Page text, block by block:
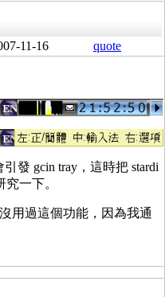
11-16 quote
發 gcin tray，這時把 stardi
究一下。
用過這個功能，因為我通